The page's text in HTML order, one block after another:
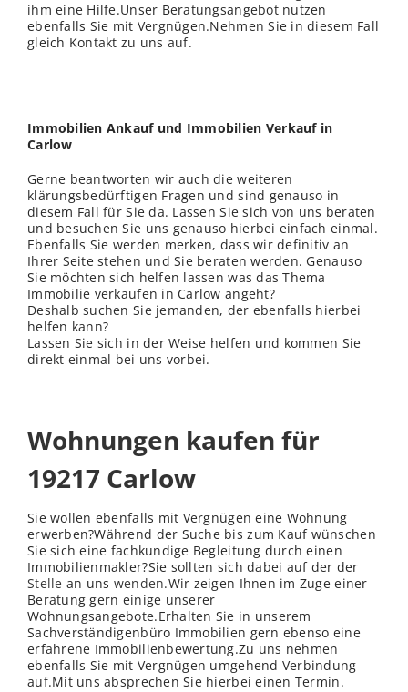
ihm eine Hilfe.Unser Beratungsangebot nutzen
ebenfalls Sie mit Vergnügen.Nehmen Sie in diesem Fall
gleich Kontakt zu uns auf.
Immobilien Ankauf und Immobilien Verkauf in
Carlow
Gerne beantworten wir auch die weiteren
klärungsbedürftigen Fragen und sind genauso in
diesem Fall für Sie da. Lassen Sie sich von uns beraten
und besuchen Sie uns genauso hierbei einfach einmal.
Ebenfalls Sie werden merken, dass wir definitiv an
Ihrer Seite stehen und Sie beraten werden. Genauso
Sie möchten sich helfen lassen was das Thema
Immobilie verkaufen in Carlow angeht?
Deshalb suchen Sie jemanden, der ebenfalls hierbei
helfen kann?
Lassen Sie sich in der Weise helfen und kommen Sie
direkt einmal bei uns vorbei.
Wohnungen kaufen für
19217 Carlow
Sie wollen ebenfalls mit Vergnügen eine Wohnung
erwerben?Während der Suche bis zum Kauf wünschen
Sie sich eine fachkundige Begleitung durch einen
Immobilienmakler?Sie sollten sich dabei auf der der
Stelle an uns wenden.Wir zeigen Ihnen im Zuge einer
Beratung gern einige unserer
Wohnungsangebote.Erhalten Sie in unserem
Sachverständigenbüro Immobilien gern ebenso eine
erfahrene Immobilienbewertung.Zu uns nehmen
ebenfalls Sie mit Vergnügen umgehend Verbindung
auf.Mit uns absprechen Sie hierbei einen Termin.